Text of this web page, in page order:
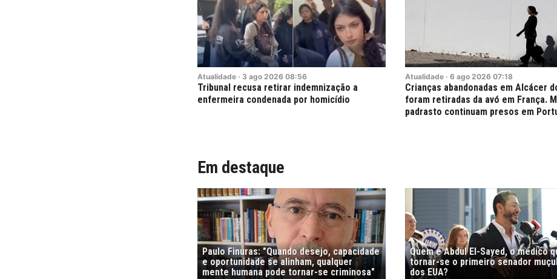
Atualidade · 3 ago 2026 08:56
Tribunal recusa retirar indemnização a
enfermeira condenada por homicídio
Atualidade · 6 ago 2026 07:18
Crianças abandonadas em Alcácer
foram retiradas da avó em França.
padrasto continuam presos em
Em destaque
Paulo Finuras: "Quando desejo, capacidade
e oportunidade se alinham, qualquer
mente humana pode tornar-se criminosa"
Quem é Abdul El-Sayed, o médico
tornar-se o primeiro senador
dos EUA?